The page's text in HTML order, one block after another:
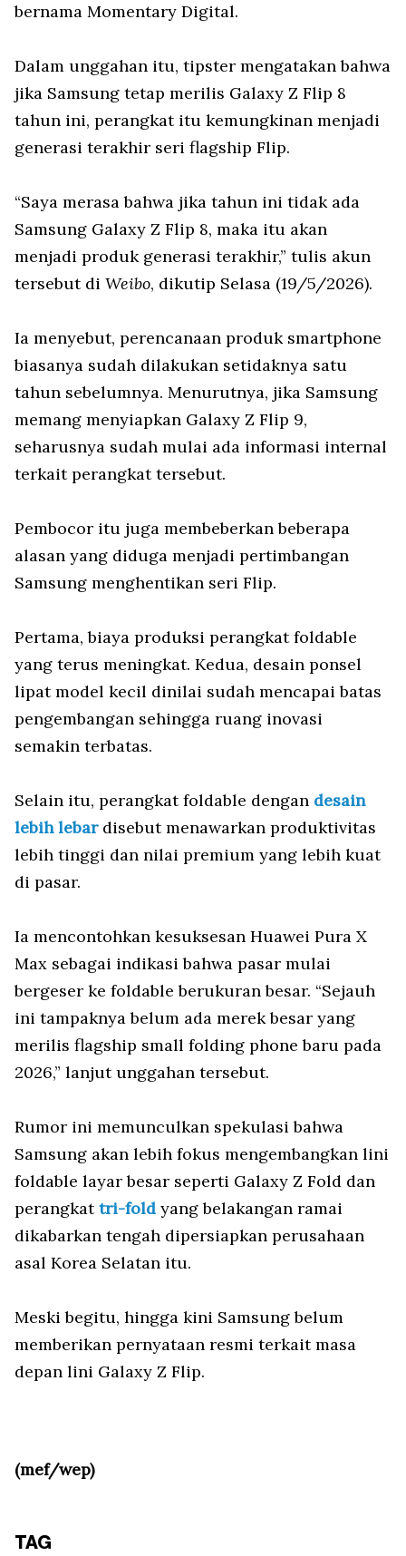
bernama Momentary Digital.
Dalam unggahan itu, tipster mengatakan bahwa
jika Samsung tetap merilis Galaxy Z Flip 8
tahun ini, perangkat itu kemungkinan menjadi
generasi terakhir seri flagship Flip.
“Saya merasa bahwa jika tahun ini tidak ada
Samsung Galaxy Z Flip 8, maka itu akan
menjadi produk generasi terakhir,” tulis akun
tersebut di Weibo, dikutip Selasa (19/5/2026).
Ia menyebut, perencanaan produk smartphone
biasanya sudah dilakukan setidaknya satu
tahun sebelumnya. Menurutnya, jika Samsung
memang menyiapkan Galaxy Z Flip 9,
seharusnya sudah mulai ada informasi internal
terkait perangkat tersebut.
Pembocor itu juga membeberkan beberapa
alasan yang diduga menjadi pertimbangan
Samsung menghentikan seri Flip.
Pertama, biaya produksi perangkat foldable
yang terus meningkat. Kedua, desain ponsel
lipat model kecil dinilai sudah mencapai batas
pengembangan sehingga ruang inovasi
semakin terbatas.
Selain itu, perangkat foldable dengan desain
lebih lebardisebut menawarkan produktivitas
lebih tinggi dan nilai premium yang lebih kuat
di pasar.
Ia mencontohkan kesuksesan Huawei Pura X
Max sebagai indikasi bahwa pasar mulai
bergeser ke foldable berukuran besar. “Sejauh
ini tampaknya belum ada merek besar yang
merilis flagship small folding phone baru pada
2026,” lanjut unggahan tersebut.
Rumor ini memunculkan spekulasi bahwa
Samsung akan lebih fokus mengembangkan lini
foldable layar besar seperti Galaxy Z Fold dan
perangkattri-fold yang belakangan ramai
dikabarkan tengah dipersiapkan perusahaan
asal Korea Selatan itu.
Meski begitu, hingga kini Samsung belum
memberikan pernyataan resmi terkait masa
depan lini Galaxy Z Flip.
(mef/wep)
TAG